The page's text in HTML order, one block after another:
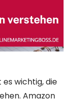
es wichtig, die
Amazon